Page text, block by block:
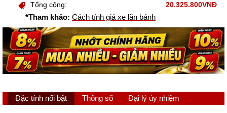
Tổng cộng:
20.325.800VNĐ
*Tham khảo: Cách tính giá xe lăn bánh
Đặc tính nổi bật Thông số Đại lý ủy nhiệm